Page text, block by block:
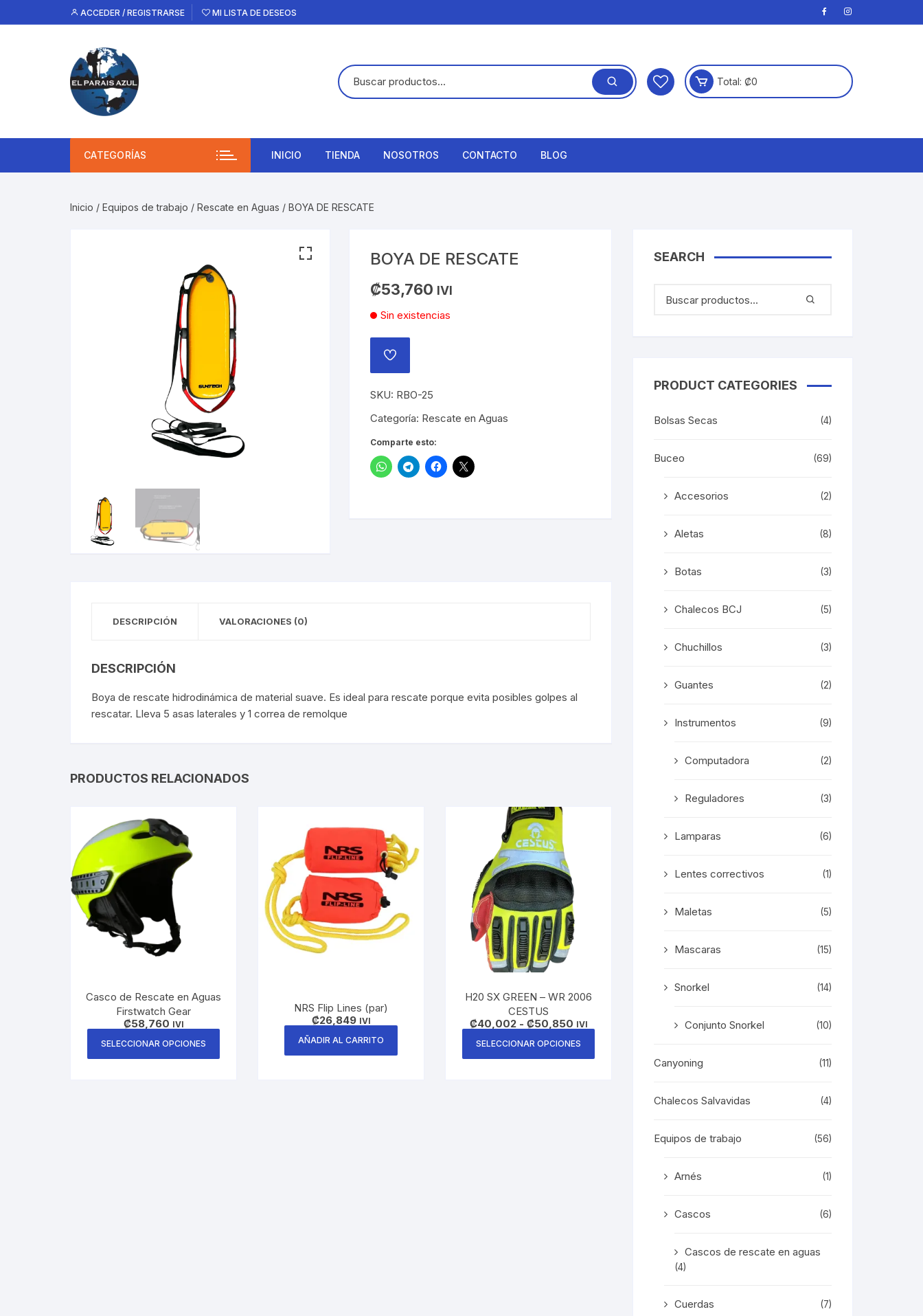
al
ACCEDER / REGISTRARSE MI LISTA DE DESEOS
Total: ₡0
CATEGORÍAS INICIO TIENDA NOSOTROS CONTACTO BLOG
Inicio / Equipos de trabajo / Rescate en Aguas / BOYA DE RESCATE
BOYA DE RESCATE
₡53,760 IVI
Sin existencias
AÑADIR
LISTA
DE
SKU: RBO-25
Categoría: Rescate en Aguas
Comparte esto:
DESCRIPCIÓN VALORACIONES (0)
DESCRIPCIÓN
Boya de rescate hidrodinámica de material suave. Es ideal para rescate porque evita posibles golpes al
rescatar. Lleva 5 asas laterales y 1 correa de remolque
PRODUCTOS RELACIONADOS
Casco de Rescate en Aguas
Firstwatch Gear
₡58,760 IVI
SELECCIONAR OPCIONES
NRS Flip Lines (par)
₡26,849 IVI
AÑADIR AL CARRITO
H20 SX GREEN – WR 2006
CESTUS
₡40,002 - ₡50,850Rango
de
precios:
IVI
SELECCIONAR OPCIONES
SEARCH
PRODUCT CATEGORIES
Bolsas Secas (4)
Buceo (69)
Accesorios (2)
Aletas (8)
Botas (3)
Chalecos BCJ (5)
Chuchillos (3)
Guantes (2)
Instrumentos (9)
Computadora (2)
Reguladores (3)
Lamparas (6)
Lentes correctivos (1)
Maletas (5)
Mascaras (15)
Snorkel (14)
Conjunto Snorkel (10)
Canyoning (11)
Chalecos Salvavidas (4)
Equipos de trabajo (56)
Arnés (1)
Cascos (6)
Cascos de rescate en aguas
(4)
Cuerdas (7)